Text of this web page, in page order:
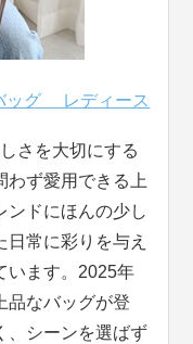
ッグ レディース
さを大切にする
わず愛用できる上
ンドにほんの少し
常に彩りを与え
います。2025年
品なバッグが登
、シーンを選ばず